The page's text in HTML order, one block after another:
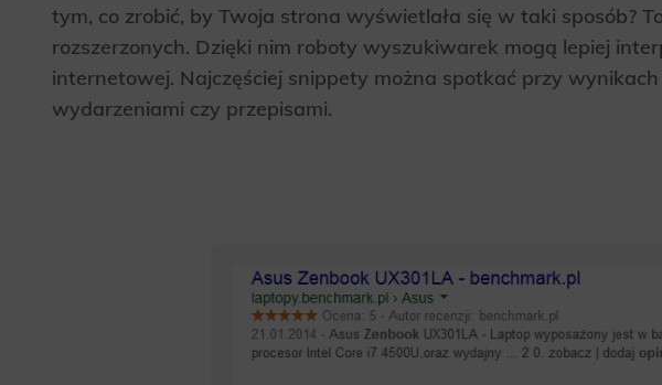
tym, co zrobić, by Twoja strona wyświetlała się w taki sposób?
rozszerzonych. Dzięki nim roboty wyszukiwarek mogą lepiej
internetowej. Najczęściej snippety można spotkać przy
wydarzeniami czy przepisami.